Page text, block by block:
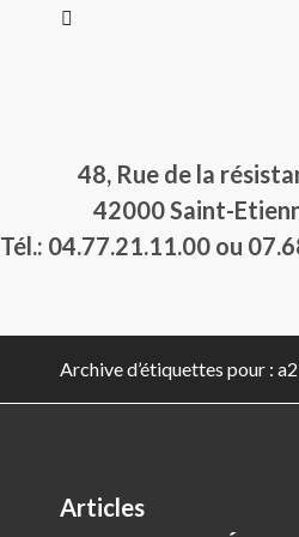
48, Rue de la
42000 Saint-
Tél.: 04.77.21.11.00 ou
Archive d’étiquettes pour :
Articles